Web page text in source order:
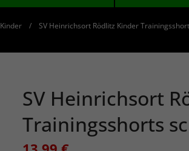
Kinder SV Heinrichsort Rödlitz Kinder
SV Heinrichsort
Trainingsshorts